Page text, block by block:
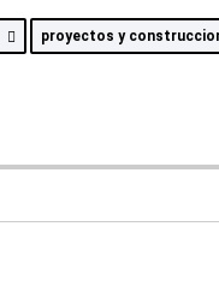
proyectos y